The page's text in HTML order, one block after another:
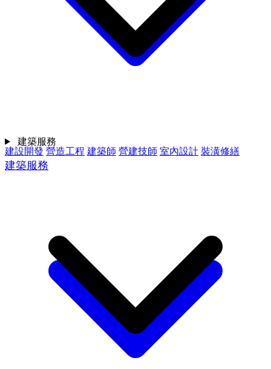
建設開發 營造工程 建築師 營建技師 室內設計 裝潢修繕
建築服務
建築服務